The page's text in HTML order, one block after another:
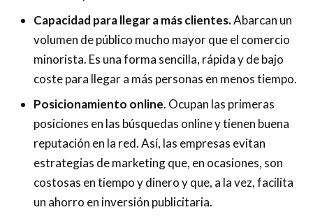
Capacidad para llegar a más clientes.Abarcan un
volumen de público mucho mayor que el comercio
minorista. Es una forma sencilla, rápida y de bajo
coste para llegar a más personas en menos tiempo.
Posicionamiento online. Ocupan las primeras
posiciones en las búsquedas online y tienen buena
reputación en la red. Así, las empresas evitan
estrategias de marketing que, en ocasiones, son
costosas en tiempo y dinero y que, a la vez, facilita
un ahorro en inversión publicitaria.